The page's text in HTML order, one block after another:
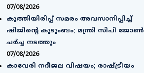
07/08/2026
കുത്തിയിരിപ്പ് സമരം അവസാനിപ്പിച്ച്
ഷിജിന്റെ കുടുംബം; മന്ത്രി സിപി ജോൺ
ചർച്ച നടത്തും
07/08/2026
കാവേരി നദീജല വിഷയം; രാഷ്ട്രീയം